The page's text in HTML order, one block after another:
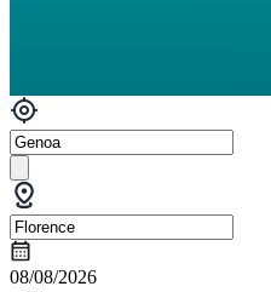
08/08/2026